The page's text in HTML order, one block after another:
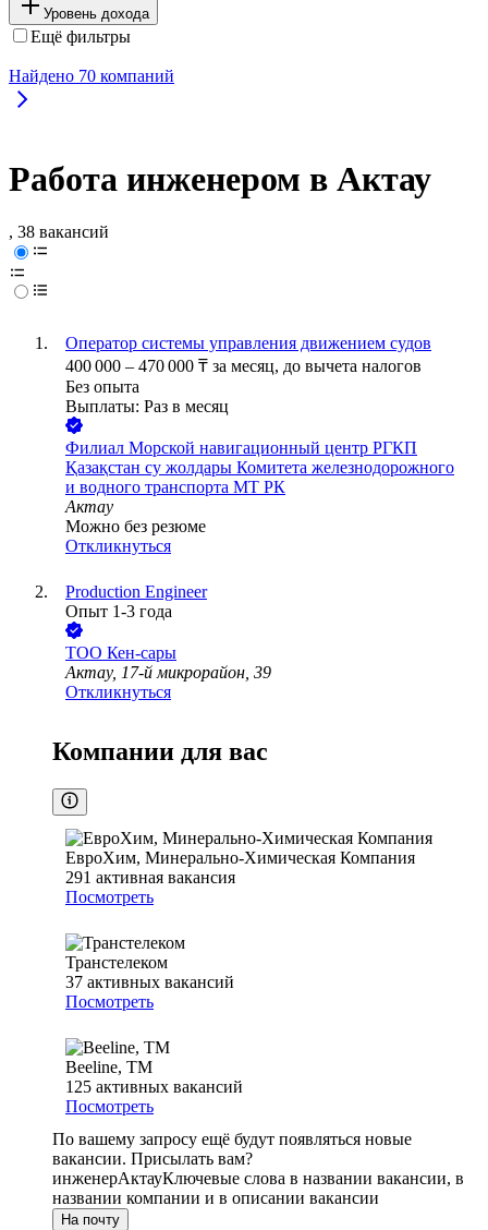
Уровень дохода
Ещё фильтры
Найдено 70 компаний
Работа инженером в Актау
, 38 вакансий
Оператор системы управления движением судов
400 000 – 470 000 ₸ за месяц, до вычета налогов
Без опыта
Выплаты: Раз в месяц
Филиал Морской навигационный центр РГКП
Қазақстан су жолдары Комитета железнодорожного
и водного транспорта МТ РК
Актау
Можно без резюме
Откликнуться
Production Engineer
Опыт 1-3 года
ТОО Кен-сары
Актау, 17-й микрорайон, 39
Откликнуться
Компании для вас
ЕвроХим, Минерально-Химическая Компания
291 активная вакансия
Посмотреть
Транстелеком
37 активных вакансий
Посмотреть
Beeline, ТМ
125 активных вакансий
Посмотреть
По вашему запросу ещё будут появляться новые
вакансии. Присылать вам?
инженерАктауКлючевые слова в названии вакансии, в
названии компании и в описании вакансии
На почту